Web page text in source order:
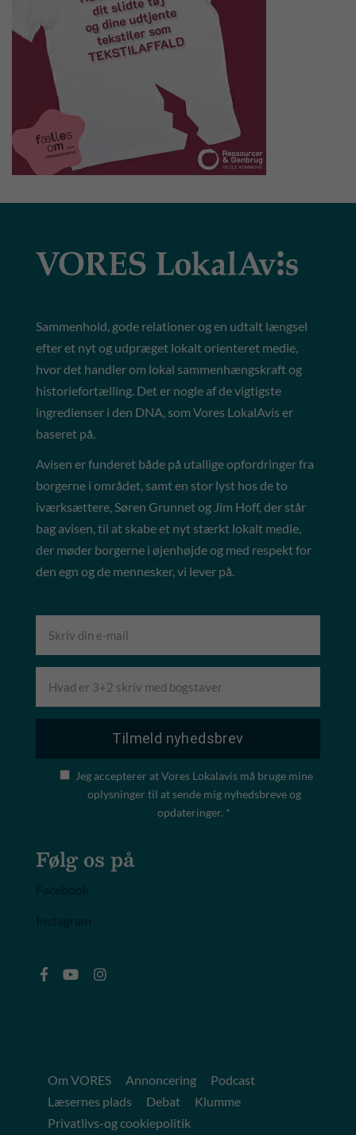
Sammenhold, gode relationer og en udtalt længsel
efter et nyt og udpræget lokalt orienteret medie,
hvor det handler om lokal sammenhængskraft og
historiefortælling. Det er nogle af de vigtigste
ingredienser i den DNA, som Vores LokalAvis er
baseret på.
Avisen er funderet både på utallige opfordringer fra
borgerne i området, samt en stor lyst hos de to
iværksættere, Søren Grunnet og Jim Hoff, der står
bag avisen, til at skabe et nyt stærkt lokalt medie,
der møder borgerne i øjenhøjde og med respekt for
den egn og de mennesker, vi lever på.
Jeg accepterer at Vores Lokalavis må bruge mine
oplysninger til at sende mig nyhedsbreve og
opdateringer. *
Følg os på
Om VORES Annoncering
Podcast
Læsernes plads
Debat
Klumme
Privatlivs-og cookiepolitik